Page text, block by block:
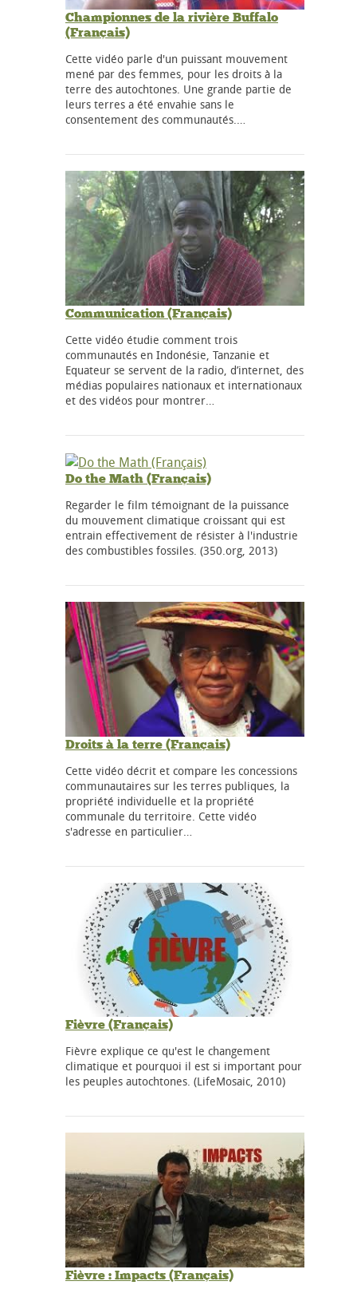
Championnes de la rivière Buffalo
(Français)
Cette vidéo parle d'un puissant mouvement
mené par des femmes, pour les droits à la
terre des autochtones. Une grande partie de
leurs terres a été envahie sans le
consentement des communautés.…
Communication (Français)
Cette vidéo étudie comment trois
communautés en Indonésie, Tanzanie et
Equateur se servent de la radio, d’internet, des
médias populaires nationaux et internationaux
et des vidéos pour montrer…
Do the Math (Français)
Regarder le film témoignant de la puissance
du mouvement climatique croissant qui est
entrain effectivement de résister à l'industrie
des combustibles fossiles. (350.org, 2013)
Droits à la terre (Français)
Cette vidéo décrit et compare les concessions
communautaires sur les terres publiques, la
propriété individuelle et la propriété
communale du territoire. Cette vidéo
s'adresse en particulier…
Fièvre (Français)
Fièvre explique ce qu'est le changement
climatique et pourquoi il est si important pour
les peuples autochtones. (LifeMosaic, 2010)
Fièvre : Impacts (Français)